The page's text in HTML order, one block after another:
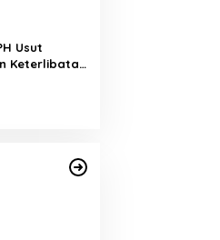
Keterlibatan
Kulam